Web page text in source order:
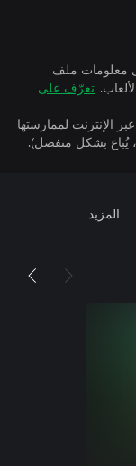
معلومات ملف
تعرّف على
الإنترنت لممارستها
المزيد